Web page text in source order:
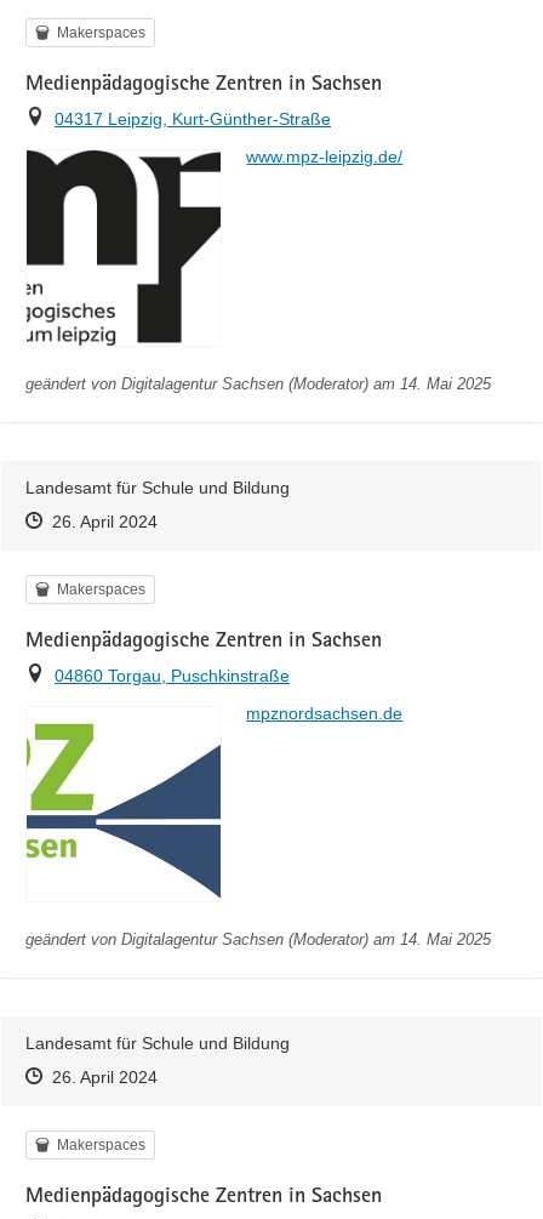
Kategorie
Makerspaces
Medienpädagogische Zentren in Sachsen
Ort
04317 Leipzig, Kurt-Günther-Straße
https://
www.mpz-leipzig.de/
geändert von Digitalagentur Sachsen (Moderator) am 14. Mai 2025
Landesamt für Schule und Bildung
Zeitpunkt des Erstellens
Zeitpunkt des Erstellens
26. April 2024Zur Äußerung
Kategorie
Makerspaces
Medienpädagogische Zentren in Sachsen
Ort
04860 Torgau, Puschkinstraße
https://
mpznordsachsen.de
geändert von Digitalagentur Sachsen (Moderator) am 14. Mai 2025
Landesamt für Schule und Bildung
Zeitpunkt des Erstellens
Zeitpunkt des Erstellens
26. April 2024Zur Äußerung
Kategorie
Makerspaces
Medienpädagogische Zentren in Sachsen